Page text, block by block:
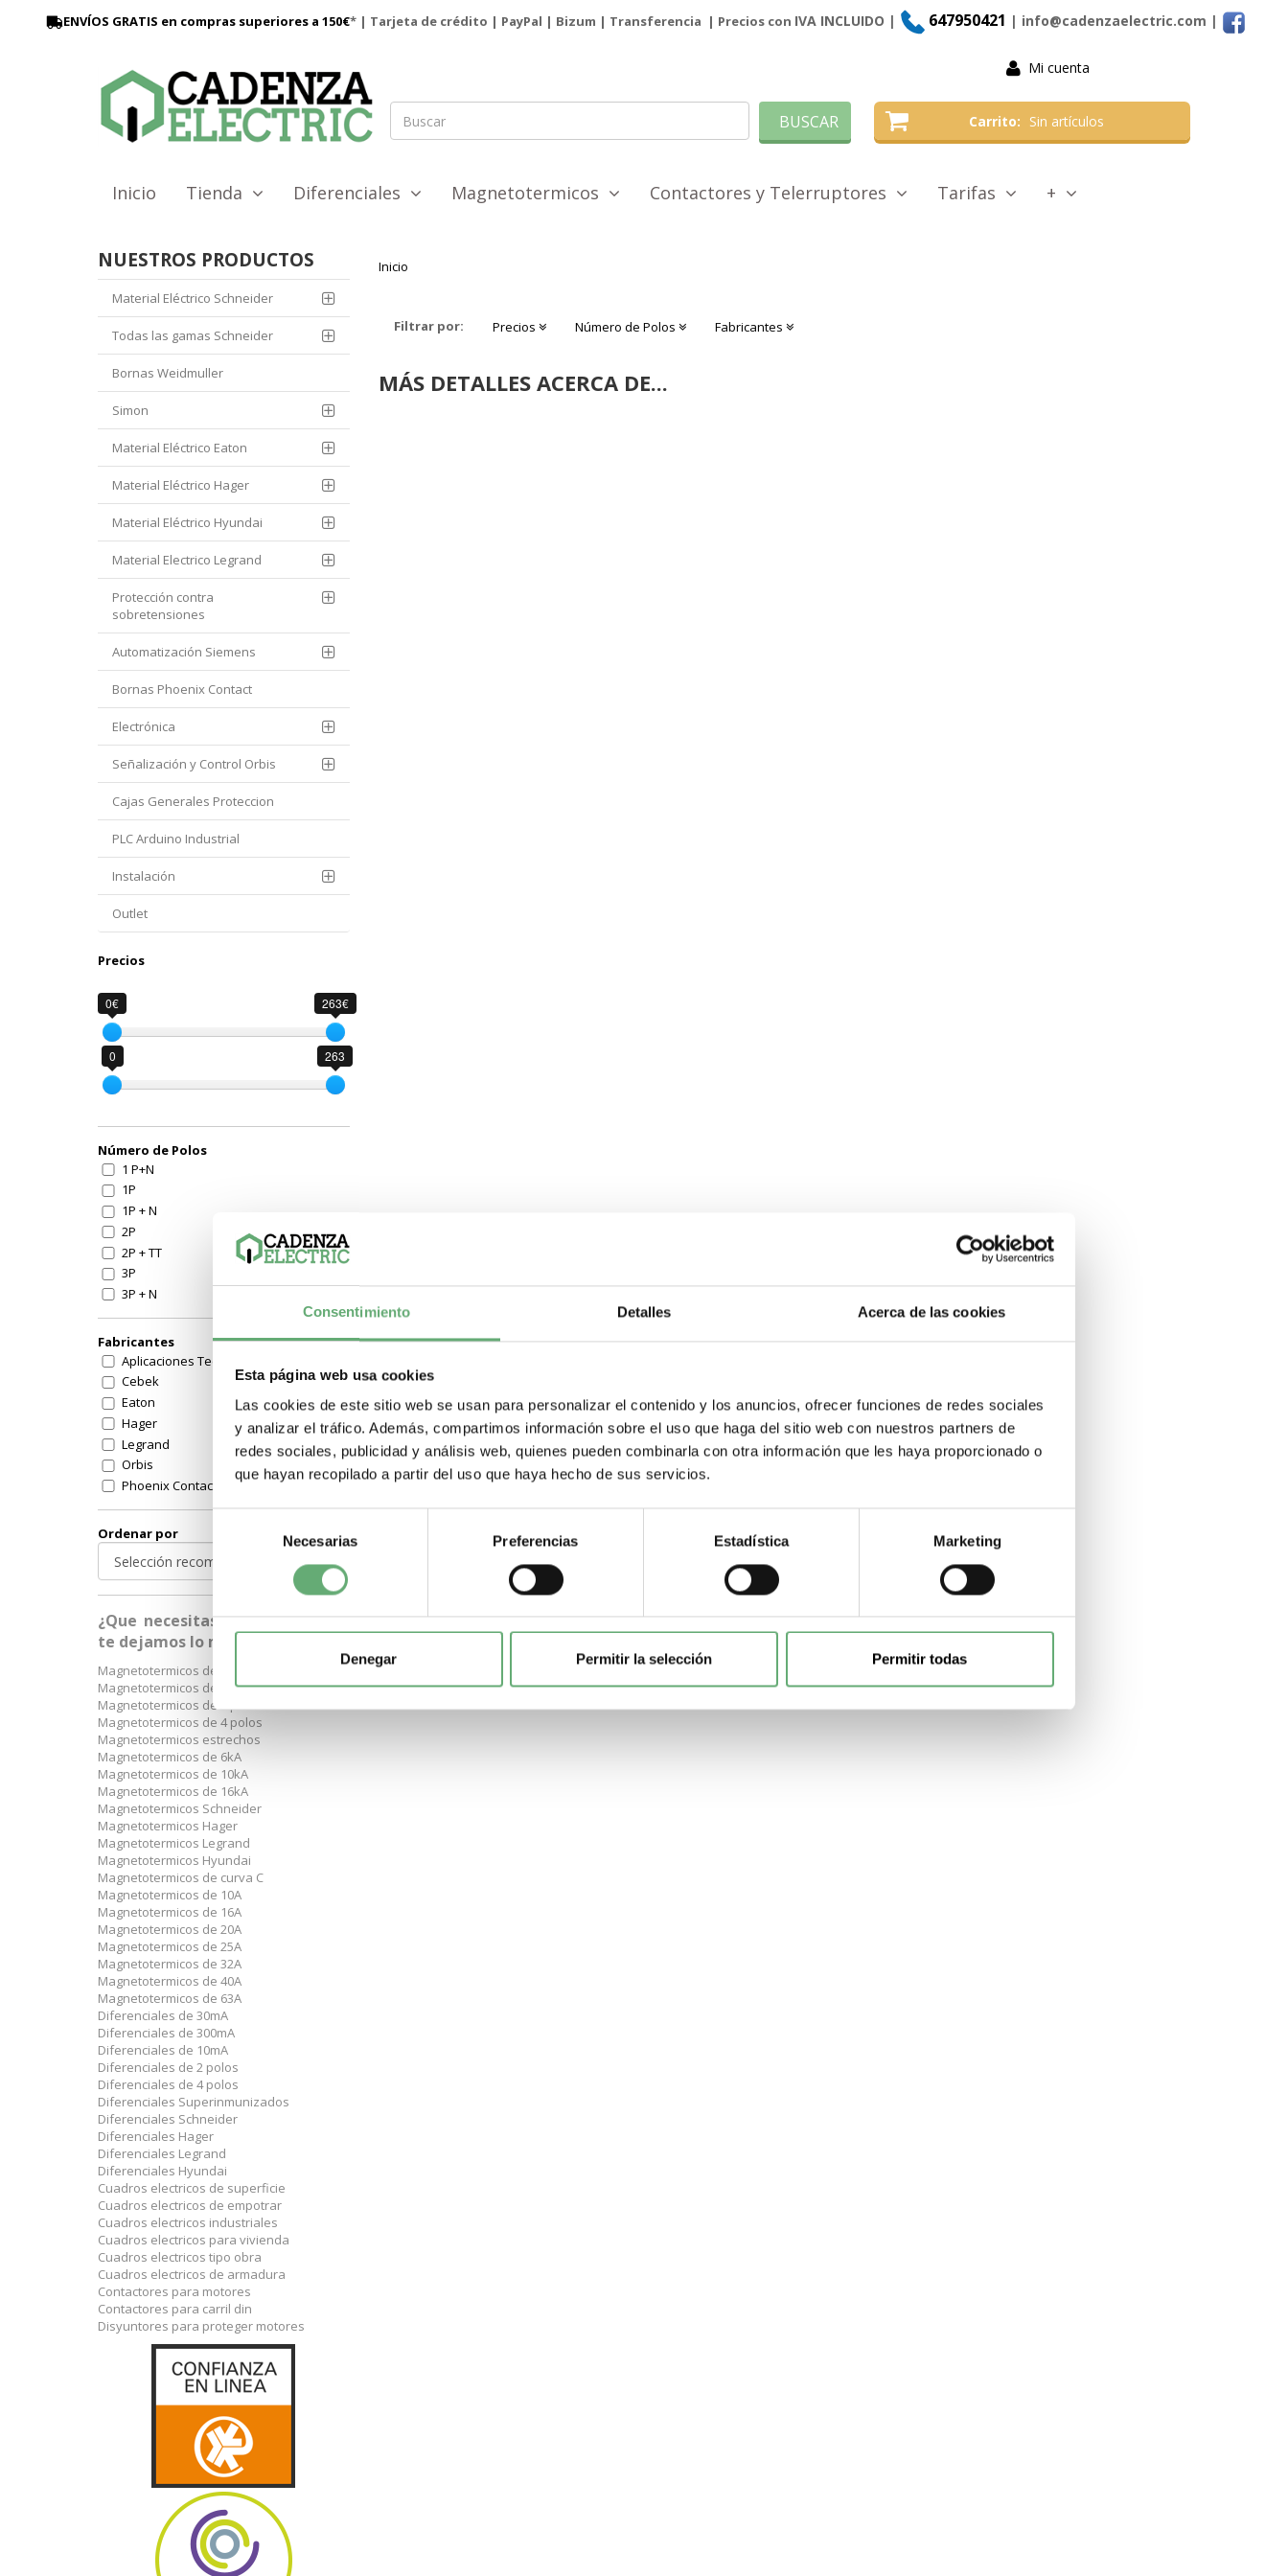
Consentimiento Detalles Acerca de las cookies
Esta página web usa cookies
Las cookies de este sitio web se usan para personalizar el contenido y los anuncios, ofrecer funciones de redes sociales
y analizar el tráfico. Además, compartimos información sobre el uso que haga del sitio web con nuestros partners de
redes sociales, publicidad y análisis web, quienes pueden combinarla con otra información que les haya proporcionado o
que hayan recopilado a partir del uso que haya hecho de sus servicios.
de
consentimiento
Necesarias Preferencias Estadística Marketing
Denegar Permitir la selección Permitir todas
ENVÍOS GRATIS en compras superiores a 150€* | Tarjeta de crédito | PayPal | Bizum | Transferencia | Precios con IVA INCLUIDO | 647950421 | info@cadenzaelectric.com |
Mi cuenta
Carrito Sin artículos
BUSCAR
Inicio Tienda Diferenciales Magnetotermicos Contactores y Telerruptores Tarifas +
Inicio
Filtrar por: Precios Número de Polos Fabricantes
MÁS DETALLES ACERCA DE...
NUESTROS PRODUCTOS
Material Eléctrico Schneider
Todas las gamas Schneider
Bornas Weidmuller
Simon
Material Eléctrico Eaton
Material Eléctrico Hager
Material Eléctrico Hyundai
Material Electrico Legrand
Protección contra
sobretensiones
Automatización Siemens
Bornas Phoenix Contact
Electrónica
Señalización y Control Orbis
Cajas Generales Proteccion
PLC Arduino Industrial
Instalación
Outlet
Precios
0€ 263€
0 263
Número de Polos
1 P+N
1P
1P + N
2P
2P + TT
3P
3P + N
3P + NC
3P+N
4P
4P 3R
sin numero de polos
Valido para 3 y 4P
Otras familias
Fabricantes
Aplicaciones Tecnologicas
Cebek
Eaton
Hager
Legrand
Orbis
Phoenix Contact
Schneider
Siemens
Simon
Industrial Shields
Pinazo
Telemecanique (Schneider)
Otros fabricantes
Ordenar por
¿Que necesitas? A continuación
te dejamos lo más buscado:
Magnetotermicos de 1 p+n
Magnetotermicos de 2 polos
Magnetotermicos de 3 polos
Magnetotermicos de 4 polos
Magnetotermicos estrechos
Magnetotermicos de 6kA
Magnetotermicos de 10kA
Magnetotermicos de 16kA
Magnetotermicos Schneider
Magnetotermicos Hager
Magnetotermicos Legrand
Magnetotermicos Hyundai
Magnetotermicos de curva C
Magnetotermicos de 10A
Magnetotermicos de 16A
Magnetotermicos de 20A
Magnetotermicos de 25A
Magnetotermicos de 32A
Magnetotermicos de 40A
Magnetotermicos de 63A
Diferenciales de 30mA
Diferenciales de 300mA
Diferenciales de 10mA
Diferenciales de 2 polos
Diferenciales de 4 polos
Diferenciales Superinmunizados
Diferenciales Schneider
Diferenciales Hager
Diferenciales Legrand
Diferenciales Hyundai
Cuadros electricos de superficie
Cuadros electricos de empotrar
Cuadros electricos industriales
Cuadros electricos para vivienda
Cuadros electricos tipo obra
Cuadros electricos de armadura
Contactores para motores
Contactores para carril din
Disyuntores para proteger motores